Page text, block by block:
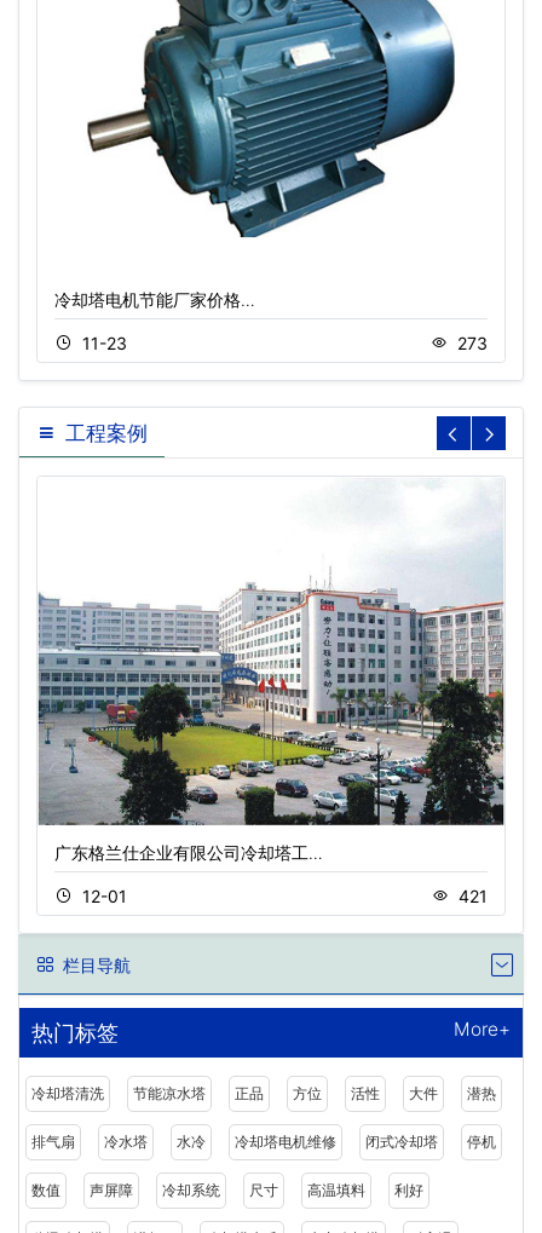
冷却塔电机节能厂家价格…
11-23 273
工程案例
广东格兰仕企业有限公司冷却塔工…
12-01 421
栏目导航
热门标签 More+
冷却塔清洗 节能凉水塔 正品 方位 活性 大件 潜热
排气扇 冷水塔 水冷 冷却塔电机维修 闭式冷却塔 停机
数值 声屏障 冷却系统 尺寸 高温填料 利好